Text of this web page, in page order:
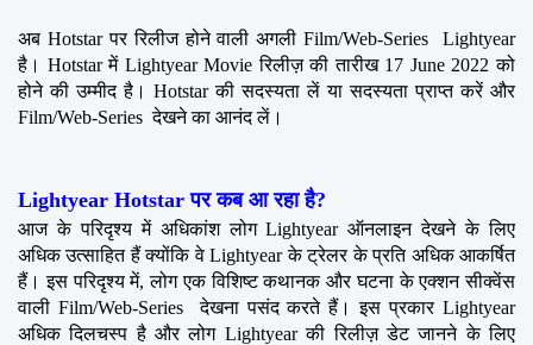
अब Hotstar पर रिलीज होने वाली अगली Film/Web-Series  Lightyear
है। Hotstar में Lightyear Movie रिलीज़ की तारीख 17 June 2022 को
होने की उम्मीद है। Hotstar की सदस्यता लें या सदस्यता प्राप्त करें और
Film/Web-Series  देखने का आनंद लें।
Lightyear Hotstar पर कब आ रहा है?
आज के परिदृश्य में अधिकांश लोग Lightyear ऑनलाइन देखने के लिए
अधिक उत्साहित हैं क्योंकि वे Lightyear के ट्रेलर के प्रति अधिक आकर्षित
हैं। इस परिदृश्य में, लोग एक विशिष्ट कथानक और घटना के एक्शन सीक्वेंस
वाली Film/Web-Series  देखना पसंद करते हैं। इस प्रकार Lightyear
अधिक दिलचस्प है और लोग Lightyear की रिलीज़ डेट जानने के लिए